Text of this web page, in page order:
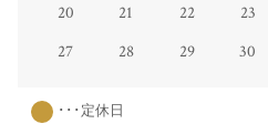
20
21 22 23
27
28 29 30
･･･定休日